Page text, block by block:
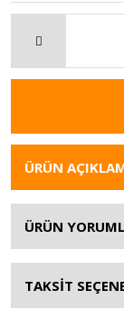
ÜRÜN
ÜRÜN
TAKSİT